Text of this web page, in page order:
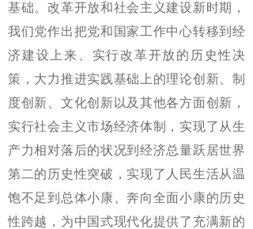
基础。改革开放和社会主义建设新时期，
我们党作出把党和国家工作中心转移到经
济建设上来、实行改革开放的历史性决
策，大力推进实践基础上的理论创新、制
度创新、文化创新以及其他各方面创新，
实行社会主义市场经济体制，实现了从生
产力相对落后的状况到经济总量跃居世界
第二的历史性突破，实现了人民生活从温
饱不足到总体小康、奔向全面小康的历史
性跨越，为中国式现代化提供了充满新的